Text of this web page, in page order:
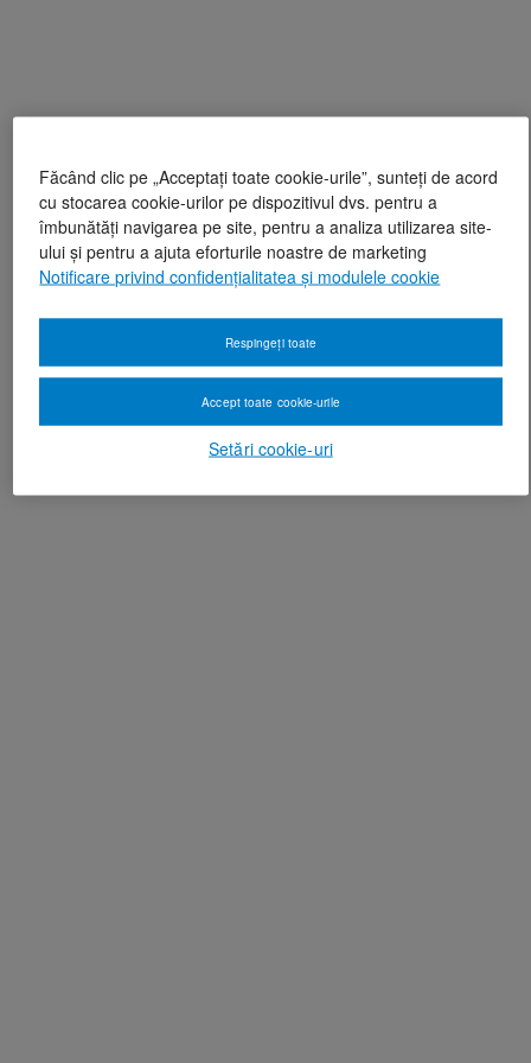
Făcând clic pe „Acceptați toate cookie-urile”, sunteți de acord
cu stocarea cookie-urilor pe dispozitivul dvs. pentru a
îmbunătăți navigarea pe site, pentru a analiza utilizarea site-
ului și pentru a ajuta eforturile noastre de marketing
Notificare privind confidențialitatea și modulele cookie
Setări cookie-uri
Respingeți toate
Accept toate cookie-urile